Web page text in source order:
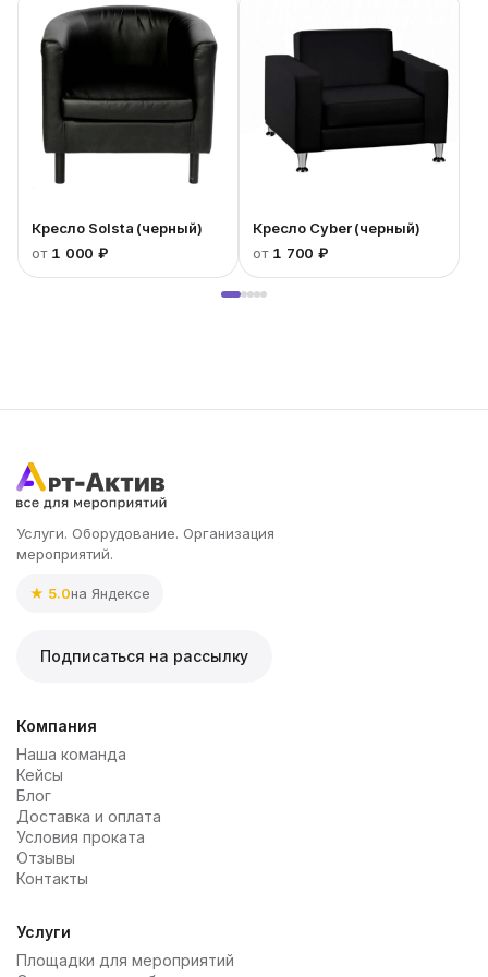
Кресло Solsta (черный)
от 1 000 ₽
Кресло Cyber (черный)
от 1 700 ₽
Услуги. Оборудование. Организация
мероприятий.
★ 5.0на Яндексе
Подписаться на рассылку
Компания
Наша команда
Кейсы
Блог
Доставка и оплата
Условия проката
Отзывы
Контакты
Услуги
Площадки для мероприятий